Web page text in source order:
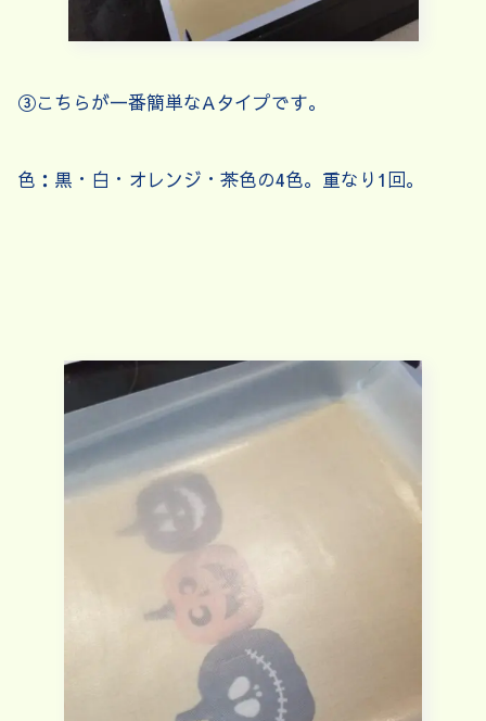
③こちらが一番簡単なAタイプです。
色：黒・白・オレンジ・茶色の4色。重なり1回。